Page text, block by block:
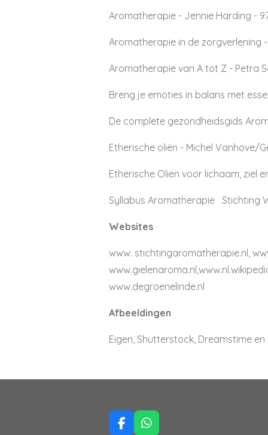
Aromatherapie - Jennie Harding -
Aromatherapie in de zorgverlening
Aromatherapie van A tot Z - Petra
Breng je emoties in balans met
De complete gezondheidsgids
Etherische oliën - Michel Vanhove/
Etherische Oliën voor lichaam, ziel
Syllabus Aromatherapie Stichting
Websites
www. stichtingaromatherapie.nl,
www.degroenelinde.nl
Afbeeldingen
Eigen, Shutterstock, Dreamstime en
F
W